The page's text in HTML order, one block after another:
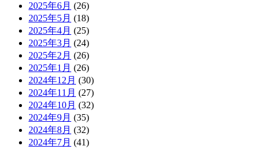
2025年6月 (26)
2025年5月 (18)
2025年4月 (25)
2025年3月 (24)
2025年2月 (26)
2025年1月 (26)
2024年12月 (30)
2024年11月 (27)
2024年10月 (32)
2024年9月 (35)
2024年8月 (32)
2024年7月 (41)